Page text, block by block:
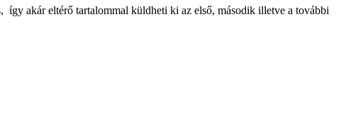
így akár eltérő tartalommal küldheti ki az első, második illetve a további